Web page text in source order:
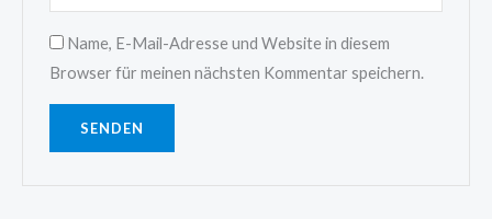
Name, E-Mail-Adresse und Website in diesem
Browser für meinen nächsten Kommentar speichern.